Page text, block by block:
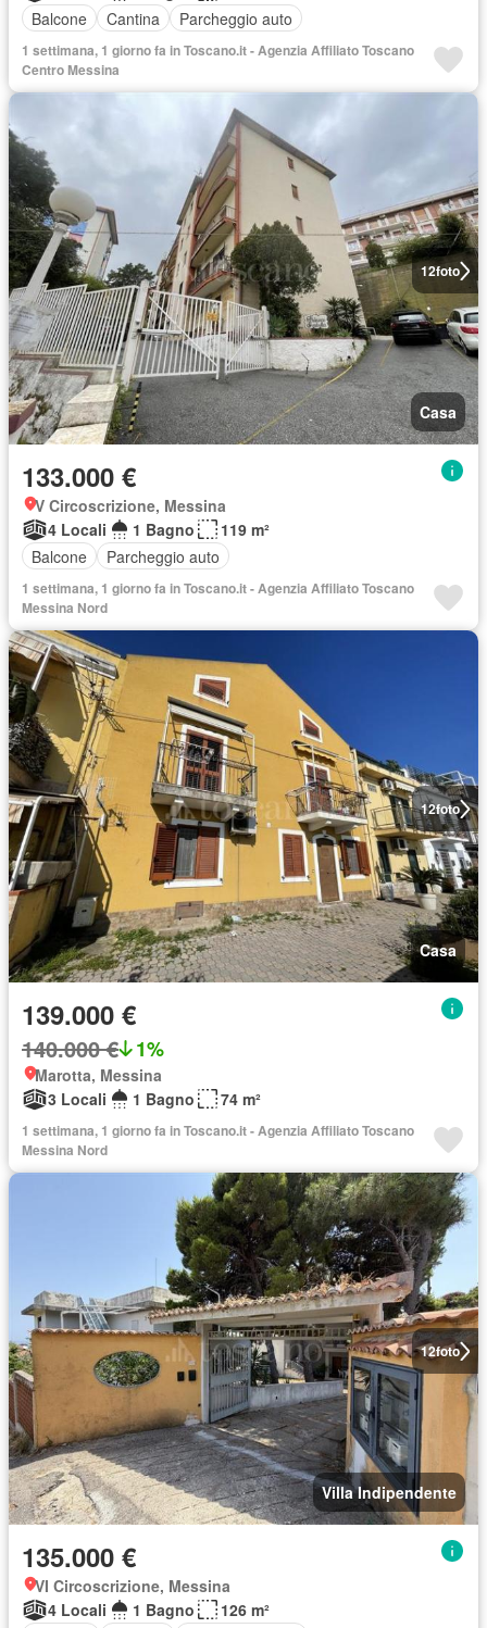
Balcone
Cantina Parcheggio auto
1 settimana, 1 giorno fa in Toscano.it - Agenzia Affiliato Toscano
Centro Messina
12foto
Casa
133.000 €
V Circoscrizione, Messina
4 Locali
1 Bagno
119 m²
Balcone
Parcheggio auto
1 settimana, 1 giorno fa in Toscano.it - Agenzia Affiliato Toscano
Messina Nord
12foto
Casa
139.000 €
140.000 € 1%
Marotta, Messina
3 Locali
1 Bagno 74 m²
1 settimana, 1 giorno fa in Toscano.it - Agenzia Affiliato Toscano
Messina Nord
12foto
Villa Indipendente
135.000 €
VI Circoscrizione, Messina
4 Locali
1 Bagno
126 m²